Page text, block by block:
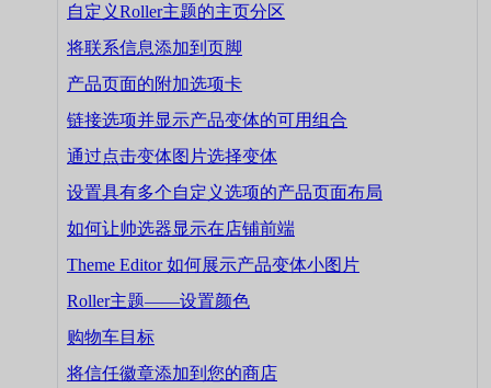
自定义Roller主题的主页分区
将联系信息添加到页脚
产品页面的附加选项卡
链接选项并显示产品变体的可用组合
通过点击变体图片选择变体
设置具有多个自定义选项的产品页面布局
如何让帅选器显示在店铺前端
Theme Editor 如何展示产品变体小图片
Roller主题——设置颜色
购物车目标
将信任徽章添加到您的商店